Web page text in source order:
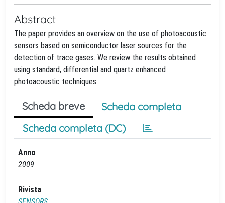
Abstract
The paper provides an overview on the use of photoacoustic
sensors based on semiconductor laser sources for the
detection of trace gases. We review the results obtained
using standard, differential and quartz enhanced
photoacoustic techniques
Scheda breve
Scheda completa
Scheda completa (DC)
Anno
2009
Rivista